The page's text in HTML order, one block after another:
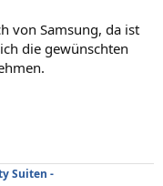
von Samsung, da ist
die gewünschten
Suiten -